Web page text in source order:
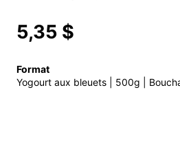
5,35 $
Format
Yogourt aux bleuets | 500g |